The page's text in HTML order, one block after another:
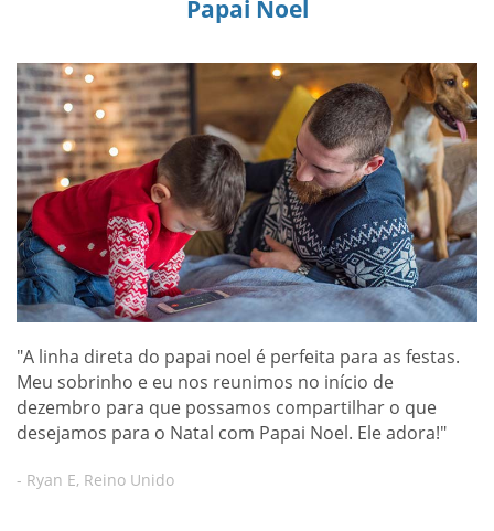
Papai Noel
"A linha direta do papai noel é perfeita para as festas.
Meu sobrinho e eu nos reunimos no início de
dezembro para que possamos compartilhar o que
desejamos para o Natal com Papai Noel. Ele adora!"
- Ryan E, Reino Unido